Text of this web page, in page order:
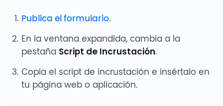
Publica el formulario.
En la ventana expandida, cambia a la
pestaña Script de Incrustación.
Copia el script de incrustación e insértalo en
tu página web o aplicación.